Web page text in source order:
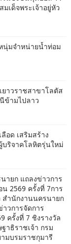
เด็จพระเจ้าอยู่หัว
นุ่มจำหน่ายน้ำท่อม
าวราชสาขาโลตัส
ข้ามไปลาว
อด เสริมสร้าง
บริจาคโลหิตรุ่นใหม่
ายก แถลงข่าวการ
2569 ครั้งที่ 7การ
สำนักงานนครนายก
วการจัดการ
ครั้งที่ 7 ชิงรางวัล
าธิราชเจ้า กรม
มบรมราชกุมารี